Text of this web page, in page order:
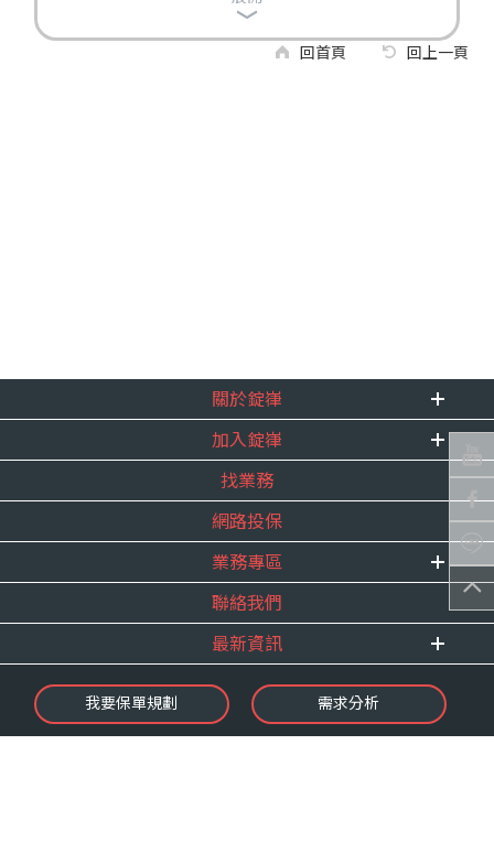
回首頁 回上一頁
關於錠嵂
企業資訊
重要事跡
得獎紀錄
服務宣言
合作夥伴
加入錠嵂
內勤招聘
精英招募
年度增員計畫
找業務
網路投保
業務專區
E 線資源網
聯絡我們
最新資訊
最新消息
錠嵂焦點
我要保單規劃 需求分析